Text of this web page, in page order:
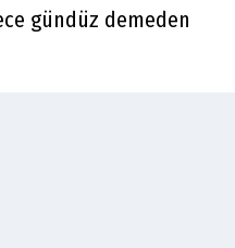
gündüz demeden